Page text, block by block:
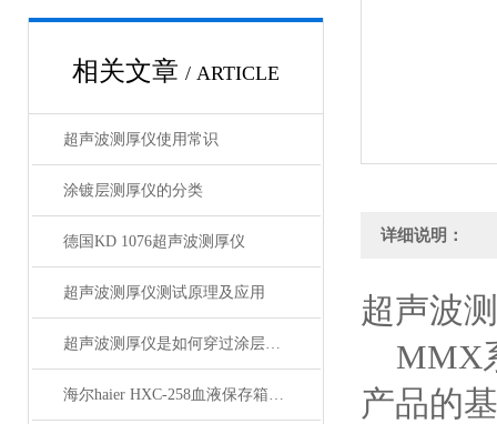
相关文章 / ARTICLE
超声波测厚仪使用常识
涂镀层测厚仪的分类
德国KD 1076超声波测厚仪
超声波测厚仪测试原理及应用
超声波测厚仪是如何穿过涂层测量厚度
海尔haier HXC-258血液保存箱技术参数
详细说明：
超声波
MMX
产品的